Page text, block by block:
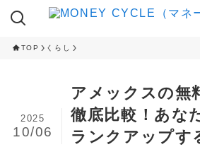
iDeCo
TOP くらし
アメックスの無
徹底比較！あな
ランクアップす
2025
10/06